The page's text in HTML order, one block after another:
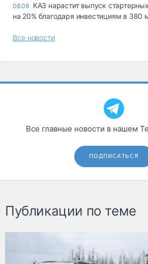
08.08 КАЗ нарастит выпуск
на 20% благодаря инвестициям в 380
Все новости
Все главные новости в нашем
ПОДПИСАТЬСЯ
Публикации по теме